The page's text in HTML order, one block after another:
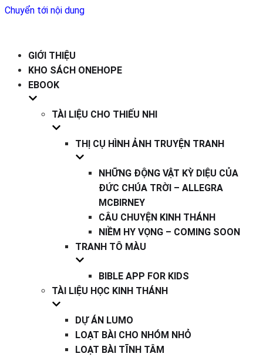
Chuyển tới nội dung
GIỚI THIỆU
KHO SÁCH ONEHOPE
EBOOK
TÀI LIỆU CHO THIẾU NHI
THỊ CỤ HÌNH ẢNH TRUYỆN TRANH
NHỮNG ĐỘNG VẬT KỲ DIỆU CỦA
ĐỨC CHÚA TRỜI – ALLEGRA
MCBIRNEY
CÂU CHUYỆN KINH THÁNH
NIỀM HY VỌNG – COMING SOON
TRANH TÔ MÀU
BIBLE APP FOR KIDS
TÀI LIỆU HỌC KINH THÁNH
DỰ ÁN LUMO
LOẠT BÀI CHO NHÓM NHỎ
LOẠT BÀI TĨNH TÂM